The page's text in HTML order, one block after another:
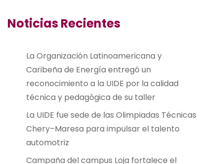
Noticias Recientes
La Organización Latinoamericana y
Caribeña de Energía entregó un
reconocimiento a la UIDE por la calidad
técnica y pedagógica de su taller
La UIDE fue sede de las Olimpiadas Técnicas
Chery–Maresa para impulsar el talento
automotriz
Campaña del campus Loja fortalece el